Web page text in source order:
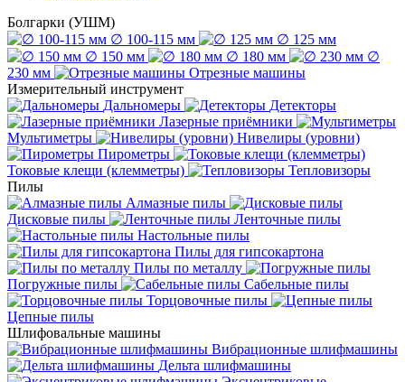
Болгарки (УШМ)
∅ 100-115 мм
∅ 125 мм
∅ 150 мм
∅ 180 мм
∅
230 мм
Отрезные машины
Измерительный инструмент
Дальномеры
Детекторы
Лазерные приёмники
Мультиметры
Нивелиры (уровни)
Пирометры
Токовые клещи (клемметры)
Тепловизоры
Пилы
Алмазные пилы
Дисковые пилы
Ленточные пилы
Настольные пилы
Пилы для гипсокартона
Пилы по металлу
Погружные пилы
Сабельные пилы
Торцовочные пилы
Цепные пилы
Шлифовальные машины
Вибрационные шлифмашины
Дельта шлифмашины